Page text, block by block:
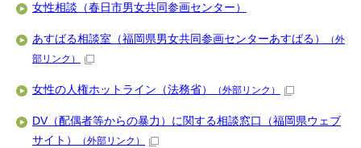
女性相談（春日市男女共同参画センター）
あすばる相談室（福岡県男女共同参画センターあすばる）
（外
部リンク）
女性の人権ホットライン（法務省） （外部リンク）
DV（配偶者等からの暴力）に関する相談窓口（福岡県ウェブ
サイト）
（外部リンク）